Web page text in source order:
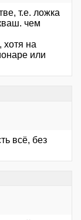
т.е. ложка
чем
хотя на
или
всё, без